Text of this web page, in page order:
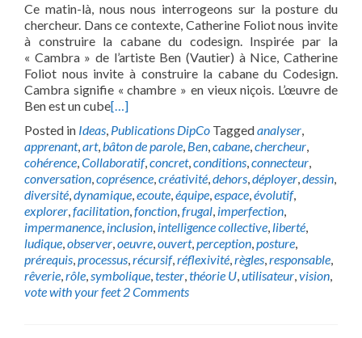
Ce matin-là, nous nous interrogeons sur la posture du
chercheur. Dans ce contexte, Catherine Foliot nous invite
à construire la cabane du codesign. Inspirée par la
« Cambra » de l’artiste Ben (Vautier) à Nice, Catherine
Foliot nous invite à construire la cabane du Codesign.
Cambra signifie « chambre » en vieux niçois. L’œuvre de
Ben est un cube[…]
Posted in Ideas, Publications DipCo Taggedanalyser,
apprenant,art,bâton de parole, Ben,cabane,chercheur,
cohérence,Collaboratif,concret,conditions,connecteur,
conversation,coprésence,créativité,dehors,déployer,dessin,
diversité,dynamique,ecoute,équipe,espace,évolutif,
explorer,facilitation,fonction,frugal, imperfection,
impermanence, inclusion, intelligence collective, liberté,
ludique,observer,oeuvre,ouvert,perception,posture,
prérequis,processus,récursif,réflexivité,règles,responsable,
rêverie,rôle,symbolique,tester,théorie U,utilisateur,vision,
vote with your feet 2 Comments